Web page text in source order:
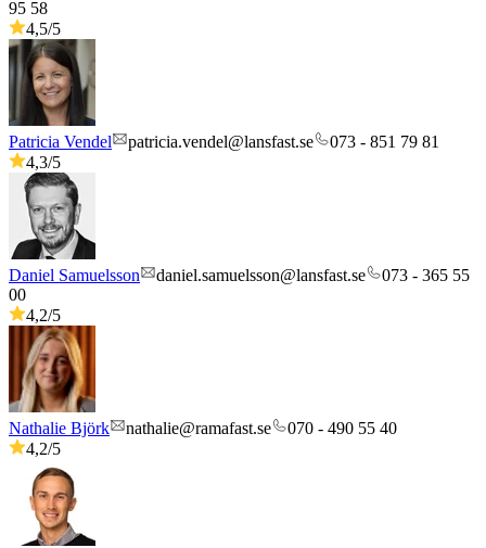
95 58
4,5/5
Patricia Vendel patricia.vendel@lansfast.se
073 - 851 79 81
4,3/5
Daniel Samuelsson daniel.samuelsson@lansfast.se
073 - 365 55
00
4,2/5
Nathalie Björk nathalie@ramafast.se
070 - 490 55 40
4,2/5